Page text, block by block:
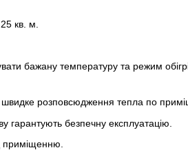
кв. м.
бажану температуру та режим
швидке розповсюдження тепла по
гарантують безпечну експлуатацію.
приміщенню.